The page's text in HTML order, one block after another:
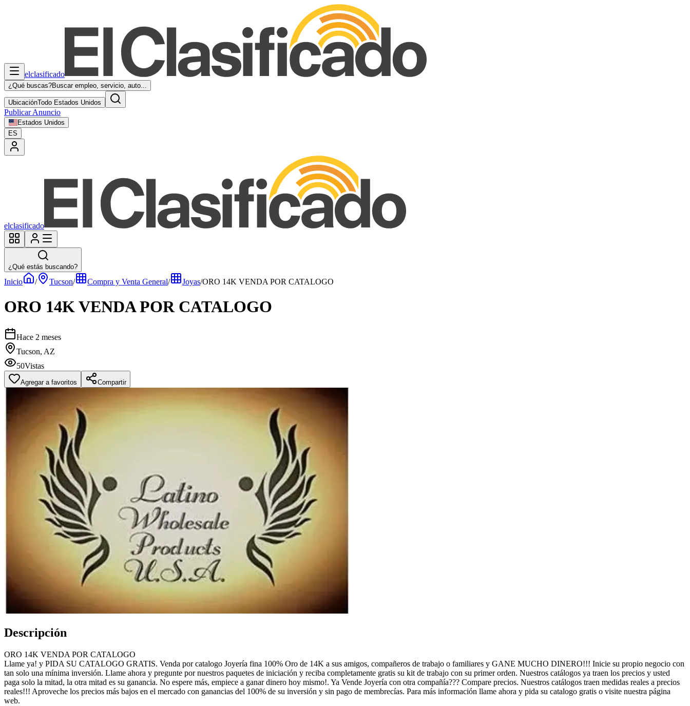
elclasificado
¿Qué buscas?Buscar empleo, servicio, auto...
UbicaciónTodo Estados Unidos
Publicar Anuncio
Estados Unidos
ES
elclasificado
¿Qué estás buscando?
Inicio / Tucson/ Compra y Venta General/ Joyas/ORO 14K VENDA POR CATALOGO
ORO 14K VENDA POR CATALOGO
Hace 2 meses
Tucson, AZ
50Vistas
Agregar a favoritos Compartir
Descripción
ORO 14K VENDA POR CATALOGO
Llame ya! y PIDA SU CATALOGO GRATIS. Venda por catalogo Joyería fina 100% Oro de 14K a sus amigos, compañeros de trabajo o familiares y GANE MUCHO DINERO!!! Inicie su propio negocio con
tan solo una mínima inversión. Llame ahora y pregunte por nuestros paquetes de iniciación y reciba completamente gratis su kit de trabajo con su primer orden. Nuestros catálogos ya traen los precios y usted
paga solo la mitad, la otra mitad es su ganancia. No espere más, empiece a ganar dinero hoy mismo!. Ya Vende Joyería con otra compañía??? Compare precios. Nuestros catálogos traen medidas reales a precios
reales!!! Aproveche los precios más bajos en el mercado con ganancias del 100% de su inversión y sin pago de membrecías. Para más información llame ahora y pida su catalogo gratis o visite nuestra página
web.